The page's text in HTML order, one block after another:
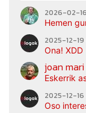
2026-02-
Hemen
2025-12-
Ona! XDD
joan
Eskerrik
2025-12-16
Oso